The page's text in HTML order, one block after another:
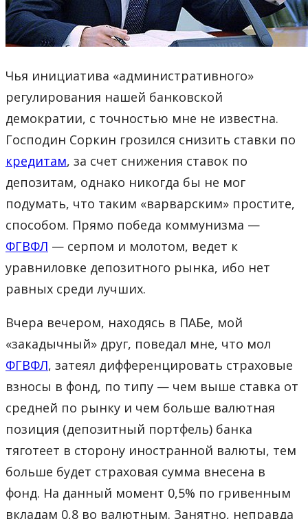
Чья инициатива «административного»
регулирования нашей банковской
демократии, с точностью мне не известна.
Господин Соркин грозился снизить ставки по
кредитам, за счет снижения ставок по
депозитам, однако никогда бы не мог
подумать, что таким «варварским» простите,
способом. Прямо победа коммунизма —
ФГВФЛ — серпом и молотом, ведет к
уравниловке депозитного рынка, ибо нет
равных среди лучших.
Вчера вечером, находясь в ПАБе, мой
«закадычный» друг, поведал мне, что мол
ФГВФЛ, затеял дифференцировать страховые
взносы в фонд, по типу — чем выше ставка от
средней по рынку и чем больше валютная
позиция (депозитный портфель) банка
тяготеет в сторону иностранной валюты, тем
больше будет страховая сумма внесена в
фонд. На данный момент 0,5% по гривенным
вкладам 0,8 во валютным. Занятно, неправда